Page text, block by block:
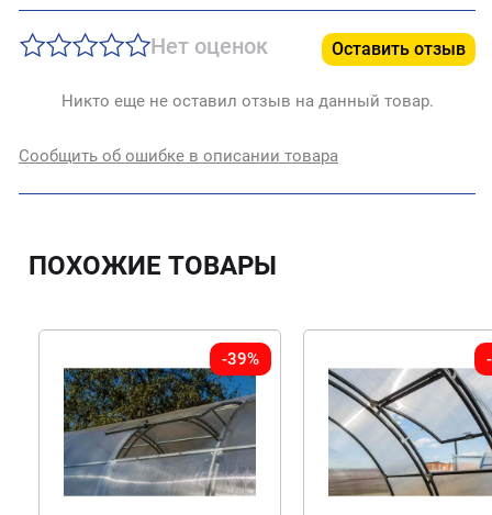
Нет оценок Оставить отзыв
Никто еще не оставил отзыв на данный товар.
Сообщить об ошибке в описании товара
ПОХОЖИЕ ТОВАРЫ
-39%